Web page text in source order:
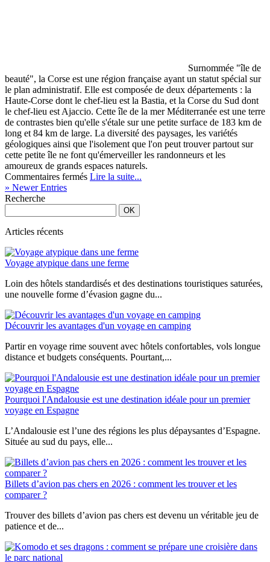
Surnommée "île de
beauté", la Corse est une région française ayant un statut spécial sur
le plan administratif. Elle est composée de deux départements : la
Haute-Corse dont le chef-lieu est la Bastia, et la Corse du Sud dont
le chef-lieu est Ajaccio. Cette île de la mer Méditerranée est une terre
de contrastes bien qu'elle s'étale sur une petite surface de 183 km de
long et 84 km de large. La diversité des paysages, les variétés
géologiques ainsi que l'isolement que l'on peut trouver partout sur
cette petite île ne font qu'émerveiller les randonneurs et les
amoureux de grands espaces naturels.
Commentaires ferméssur
Lire la suite...
» Newer Entries
Recherche
Articles récents
Voyage atypique dans une ferme
Loin des hôtels standardisés et des destinations touristiques saturées,
une nouvelle forme d’évasion gagne du...
Découvrir les avantages d'un voyage en camping
Partir en voyage rime souvent avec hôtels confortables, vols longue
distance et budgets conséquents. Pourtant,...
Pourquoi l'Andalousie est une destination idéale pour un premier
voyage en Espagne
L’Andalousie est l’une des régions les plus dépaysantes d’Espagne.
Située au sud du pays, elle...
Billets d’avion pas chers en 2026 : comment les trouver et les
comparer ?
Trouver des billets d’avion pas chers est devenu un véritable jeu de
patience et de...